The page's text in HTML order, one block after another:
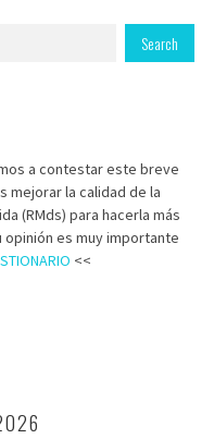
a contestar este breve
mejorar la calidad de la
(RMds) para hacerla más
opinión es muy importante
<<